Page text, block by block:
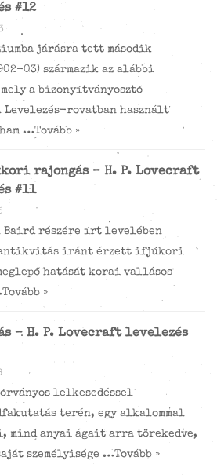
#12
járásra tett második
03) származik az alábbi
a bizonyítványosztó
Levelezés-rovatban használt
…Tovább »
rajongás – H. P. Lovecraft
#11
Baird részére írt levelében
iránt érzett ifjúkori
hatását korai vallásos
Tovább »
– H. P. Lovecraft levelezés
lelkesedéssel
terén, egy alkalommal
mind anyai ágait arra törekedve,
személyisége …Tovább »